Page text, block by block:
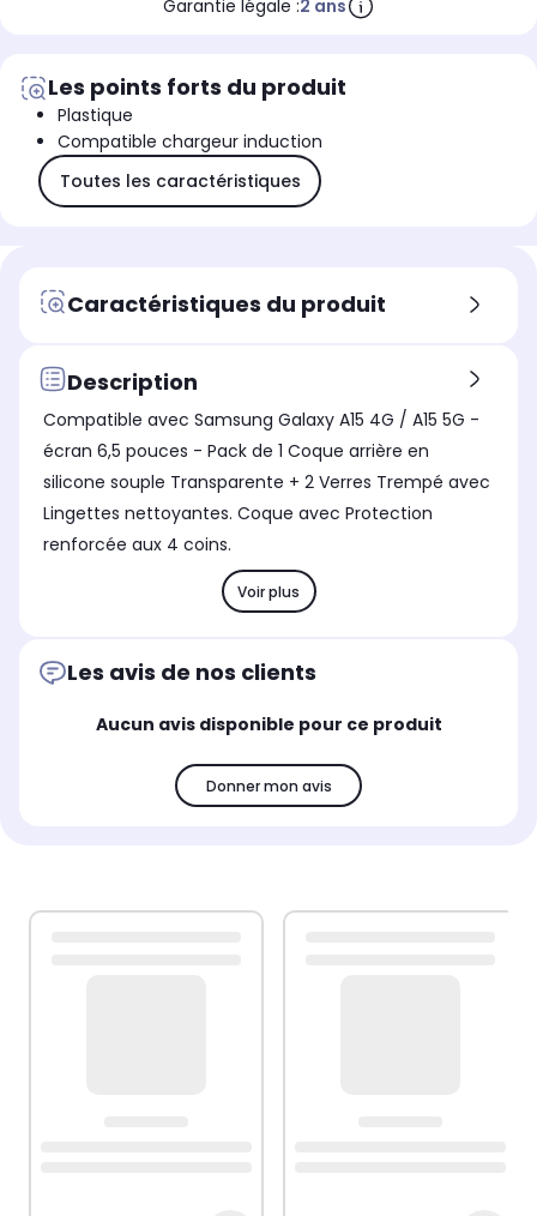
Garantie légale :2 ans
Les points forts du produit
Plastique
Compatible chargeur induction
Toutes les caractéristiques
Caractéristiques du produit
Description
Compatible avec Samsung Galaxy A15 4G / A15 5G -
écran 6,5 pouces - Pack de 1 Coque arrière en
silicone souple Transparente + 2 Verres Trempé avec
Lingettes nettoyantes. Coque avec Protection
renforcée aux 4 coins.
Voir plus
Les avis de nos clients
Aucun avis disponible pour ce produit
Donner mon avis